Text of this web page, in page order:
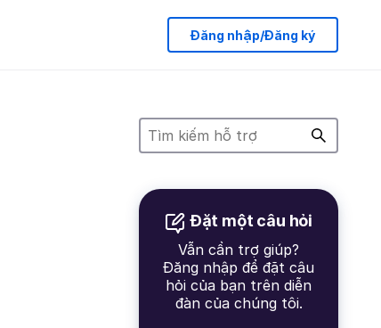
Đăng nhập/Đăng ký
Đặt một câu hỏi
Vẫn cần trợ giúp?
Đăng nhập để đặt câu
hỏi của bạn trên diễn
đàn của chúng tôi.